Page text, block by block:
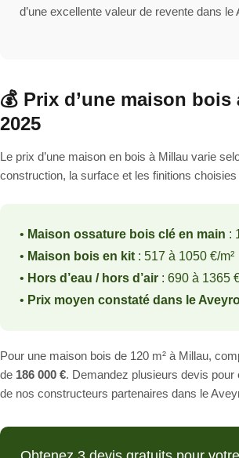
d’une excellente valeur de revente dans le
💰 Prix d’une maison bois
2025
Le prix d’une maison en bois à Millau varie
construction, la surface et les finitions choisies
• Maison ossature bois clé en main :
• Maison bois en kit : 517 à 1050 €/m²
• Hors d’eau / hors d’air : 690 à 1365
• Prix moyen constaté dans le
Pour une maison bois de 120 m² à Millau,
de 186 000 €. Demandez plusieurs devis pour
de nos constructeurs partenaires dans le